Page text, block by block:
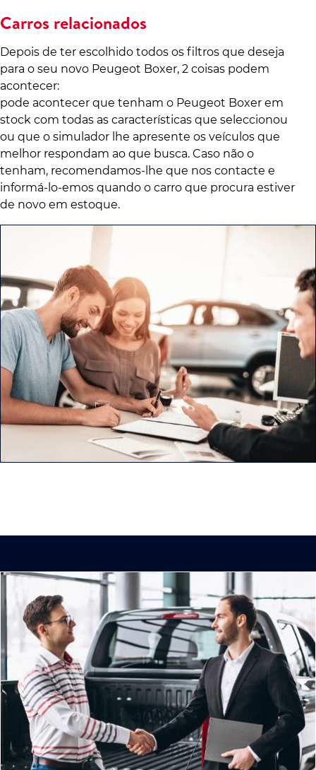
Carros relacionados
Depois de ter escolhido todos os filtros que deseja
para o seu novo Peugeot Boxer, 2 coisas podem
acontecer:
pode acontecer que tenham o Peugeot Boxer em
stock com todas as características que seleccionou
ou que o simulador lhe apresente os veículos que
melhor respondam ao que busca. Caso não o
tenham, recomendamos-lhe que nos contacte e
informá-lo-emos quando o carro que procura estiver
de novo em estoque.